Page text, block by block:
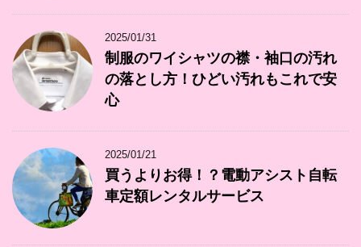
2025/01/31
制服のワイシャツの襟・袖口の汚れ
の落とし方！ひどい汚れもこれで安
心
2025/01/21
買うよりお得！？電動アシスト自転
車定額レンタルサービス